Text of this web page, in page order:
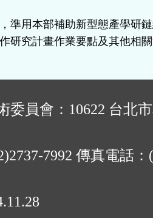
準用本部補助新型態產學研
研究計畫作業要點及其他相
委員會：10622 台北
7992 傳真電話：